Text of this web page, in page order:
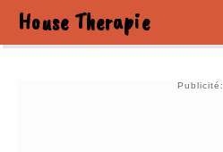
House Therapie
Publicité: